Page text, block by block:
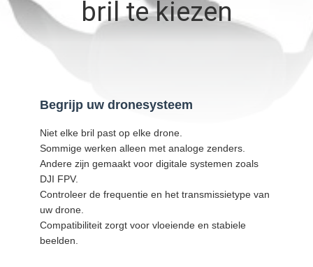
NIEUWS
GEVALLEN
VERZOEK
CITAAT
SHOPPING
ONLINE
bril te kiezen
Begrijp uw dronesysteem
Niet elke bril past op elke drone.
Sommige werken alleen met analoge zenders.
Andere zijn gemaakt voor digitale systemen zoals
DJI FPV.
Controleer de frequentie en het transmissietype van
uw drone.
Compatibiliteit zorgt voor vloeiende en stabiele
beelden.